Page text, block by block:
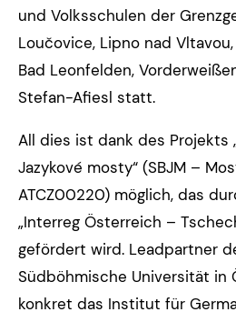
und Volksschulen der
Loučovice, Lipno nad
Bad Leonfelden,
Stefan-Afiesl statt.
All dies ist dank des Projekts
Jazykové mosty“ (SBJM –
ATCZ00220) möglich, das
„Interreg Österreich –
gefördert wird. Leadpartner
Südböhmische Universität in
konkret das Institut für